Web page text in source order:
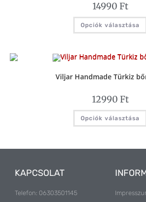
14990 Ft
Opciók választása
Viljar Handmade Türkiz
12990 Ft
Opciók választása
KAPCSOLAT
Telefon: 06303501145